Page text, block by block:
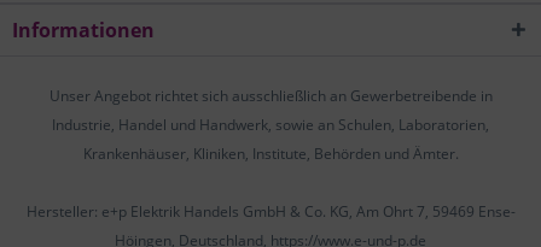
Informationen
Unser Angebot richtet sich ausschließlich an Gewerbetreibende in
Industrie, Handel und Handwerk, sowie an Schulen, Laboratorien,
Krankenhäuser, Kliniken, Institute, Behörden und Ämter.
Hersteller: e+p Elektrik Handels GmbH & Co. KG, Am Ohrt 7, 59469 Ense-
Höingen, Deutschland, https://www.e-und-p.de